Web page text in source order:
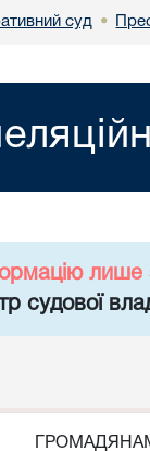
суд •
лише
судової